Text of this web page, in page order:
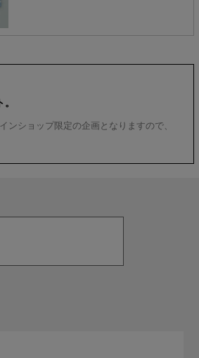
ショップ限定の企画となりますので、